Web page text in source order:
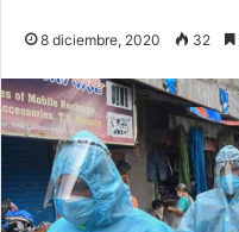
8 diciembre, 2020 32